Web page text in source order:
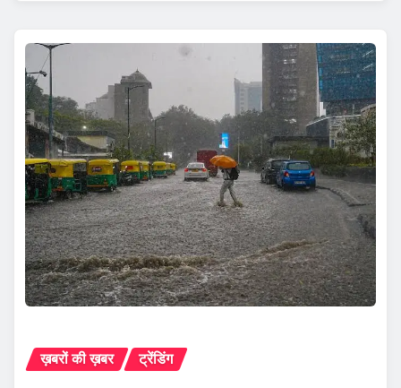
ख़बरों की ख़बर ट्रेंडिंग